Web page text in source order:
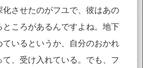
させたのがフユで、彼はあの
ころがあるんですよね。地下
いるというか、自分のおかれ
、受け入れている。でも、フ